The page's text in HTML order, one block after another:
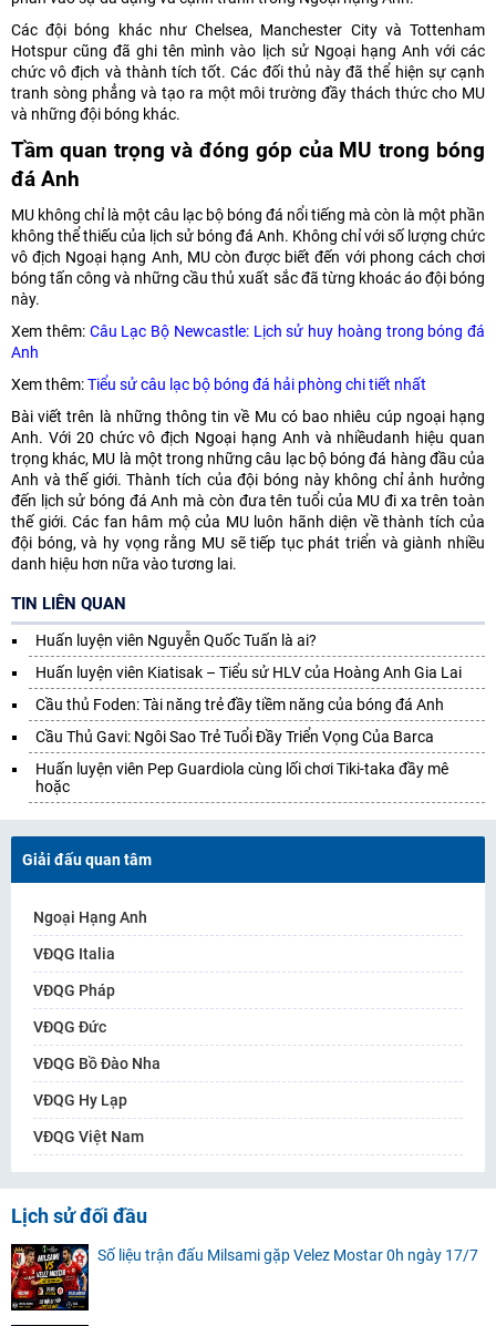
Các đội bóng khác như Chelsea, Manchester City và Tottenham
Hotspur cũng đã ghi tên mình vào lịch sử Ngoại hạng Anh với các
chức vô địch và thành tích tốt. Các đối thủ này đã thể hiện sự cạnh
tranh sòng phẳng và tạo ra một môi trường đầy thách thức cho MU
và những đội bóng khác.
Tầm quan trọng và đóng góp của MU trong bóng
đá Anh
MU không chỉ là một câu lạc bộ bóng đá nổi tiếng mà còn là một phần
không thể thiếu của lịch sử bóng đá Anh. Không chỉ với số lượng chức
vô địch Ngoại hạng Anh, MU còn được biết đến với phong cách chơi
bóng tấn công và những cầu thủ xuất sắc đã từng khoác áo đội bóng
này.
Xem thêm: Câu Lạc Bộ Newcastle: Lịch sử huy hoàng trong bóng đá
Anh
Xem thêm:Tiểu sử câu lạc bộ bóng đá hải phòng chi tiết nhất
Bài viết trên là những thông tin về Mu có bao nhiêu cúp ngoại hạng
Anh. Với 20 chức vô địch Ngoại hạng Anh và nhiềudanh hiệu quan
trọng khác, MU là một trong những câu lạc bộ bóng đá hàng đầu của
Anh và thế giới. Thành tích của đội bóng này không chỉ ảnh hưởng
đến lịch sử bóng đá Anh mà còn đưa tên tuổi của MU đi xa trên toàn
thế giới. Các fan hâm mộ của MU luôn hãnh diện về thành tích của
đội bóng, và hy vọng rằng MU sẽ tiếp tục phát triển và giành nhiều
danh hiệu hơn nữa vào tương lai.
TIN LIÊN QUAN
Huấn luyện viên Nguyễn Quốc Tuấn là ai?
Huấn luyện viên Kiatisak – Tiểu sử HLV của Hoàng Anh Gia Lai
Cầu thủ Foden: Tài năng trẻ đầy tiềm năng của bóng đá Anh
Cầu Thủ Gavi: Ngôi Sao Trẻ Tuổi Đầy Triển Vọng Của Barca
Huấn luyện viên Pep Guardiola cùng lối chơi Tiki-taka đầy mê
hoặc
Giải đấu quan tâm
Ngoại Hạng Anh
VĐQG Italia
VĐQG Pháp
VĐQG Đức
VĐQG Bồ Đào Nha
VĐQG Hy Lạp
VĐQG Việt Nam
Lịch sử đối đầu
Số liệu trận đấu Milsami gặp Velez Mostar 0h ngày 17/7